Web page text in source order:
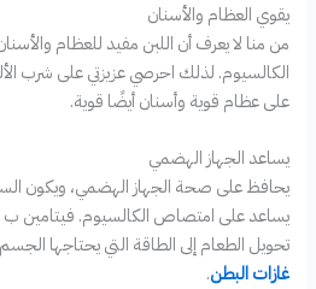
يقوي العظام والأسنان
من منا لا يعرف أن اللبن مفيد للعظام
الكالسيوم. لذلك احرصي عزيزتي على شرب
على عظام قوية وأسنان أيضًا قوية.
يساعد الجهاز الهضمي
يحافظ على صحة الجهاز الهضمي، ويكون
يساعد على امتصاص الكالسيوم. فيتامين ب
تحويل الطعام إلى الطاقة التي يحتاجها
غازات البطن.